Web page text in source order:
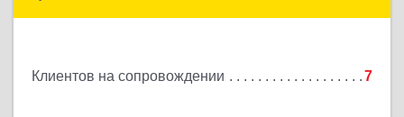
Клиентов на сопровождении 7
Подробнее